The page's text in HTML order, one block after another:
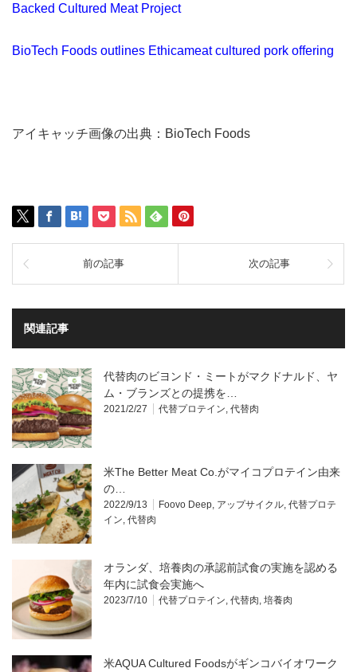
Backed Cultured Meat Project
BioTech Foods outlines Ethicameat cultured pork offering
アイキャッチ画像の出典：BioTech Foods
前の記事 次の記事
関連記事
代替肉のビヨンド・ミートがマクドナルド、ヤ
ム・ブランズとの提携を…
2021/2/27 代替プロテイン, 代替肉
米The Better Meat Co.がマイコプロテイン由来
の…
2022/9/13 Foovo Deep, アップサイクル, 代替プロテ
イン, 代替肉
オランダ、培養肉の承認前試食の実施を認める
年内に試食会実施へ
2023/7/10 代替プロテイン, 代替肉, 培養肉
米AQUA Cultured Foodsがギンコバイオワーク